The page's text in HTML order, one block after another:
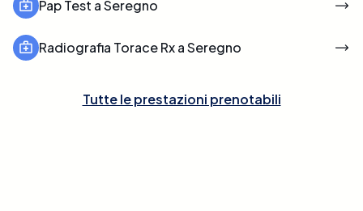
Pap Test a Seregno
Radiografia Torace Rx a Seregno
Tutte le prestazioni prenotabili